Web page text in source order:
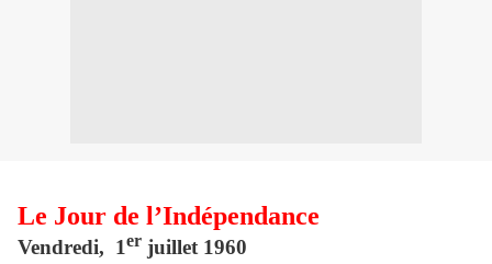
Le Jour de l’Indépendance
Vendredi, 1er juillet 1960